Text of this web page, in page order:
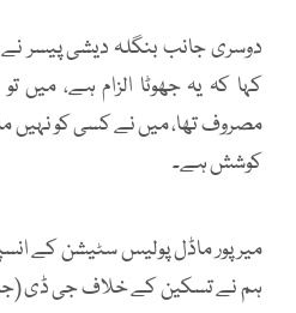
دوسری جانب بنگلہ دیشی پیسر
کہا کہ یہ جھوٹا الزام ہے، میں
مصروف تھا، میں نے کسی کو نہیں
کوشش ہے۔
میرپور ماڈل پولیس سٹیشن کے
ہم نے تسکین کے خلاف جی ڈی